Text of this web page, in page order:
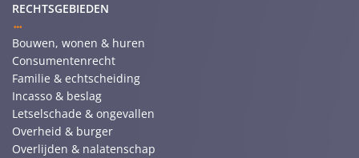
RECHTSGEBIEDEN
Bouwen, wonen & huren
Consumentenrecht
Familie & echtscheiding
Incasso & beslag
Letselschade & ongevallen
Overheid & burger
Overlijden & nalatenschap